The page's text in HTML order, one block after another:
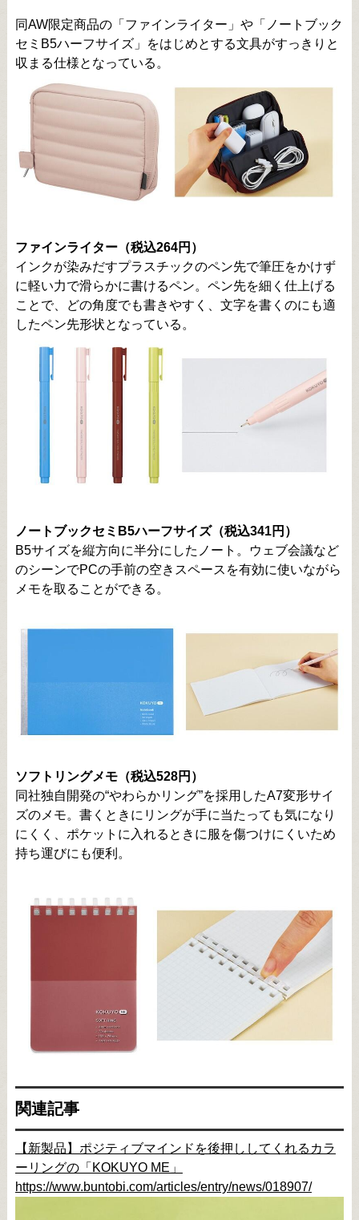
同AW限定商品の「ファインライター」や「ノートブック
セミB5ハーフサイズ」をはじめとする文具がすっきりと
収まる仕様となっている。
ファインライター（税込264円）
インクが染みだすプラスチックのペン先で筆圧をかけず
に軽い力で滑らかに書けるペン。ペン先を細く仕上げる
ことで、どの角度でも書きやすく、文字を書くのにも適
したペン先形状となっている。
ノートブックセミB5ハーフサイズ（税込341円）
B5サイズを縦方向に半分にしたノート。ウェブ会議など
のシーンでPCの手前の空きスペースを有効に使いながら
メモを取ることができる。
ソフトリングメモ（税込528円）
同社独自開発の“やわらかリング”を採用したA7変形サイ
ズのメモ。書くときにリングが手に当たっても気になり
にくく、ポケットに入れるときに服を傷つけにくいため
持ち運びにも便利。
関連記事
【新製品】ポジティブマインドを後押ししてくれるカラ
ーリングの「KOKUYO ME」
https://www.buntobi.com/articles/entry/news/018907/